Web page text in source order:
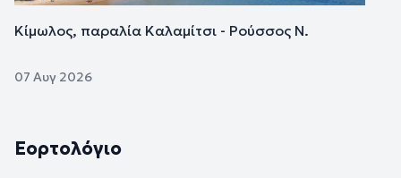
Κίμωλος, παραλία Καλαμίτσι - Ρούσσος Ν.
07 Αυγ 2026
Εορτολόγιο